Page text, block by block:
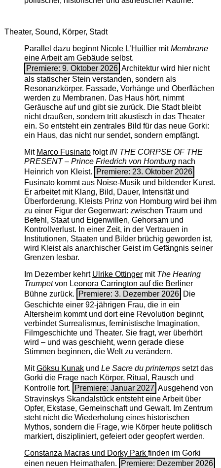
Theater, Sound, Körper, Stadt
Parallel dazu beginnt Nicole L’Huilliermit ­Membrane
eine Arbeit am Gebäude selbst.
Premiere: 9. Oktober 2026 Architektur wird hier nicht
als statischer Stein verstanden, sondern als
Resonanzkörper. Fassade, Vorhänge und Oberflächen
werden zu Membranen. Das Haus hört, nimmt
Geräusche auf und gibt sie zurück. Die Stadt bleibt
nicht draußen, sondern tritt akustisch in das Theater
ein. So entsteht ein zentrales Bild für das neue Gorki:
ein Haus, das nicht nur sendet, sondern empfängt.
Mit Marco FusinatofolgtIN THE CORPSE OF THE
PRESENT – Prince Friedrich von Homburgnach
Heinrich von Kleist.
Premiere: 23. Oktober 2026
Fusinato kommt aus Noise-Musik und bildender Kunst.
Er arbeitet mit Klang, Bild, Dauer, Intensität und
Überforderung. Kleists Prinz von Homburg wird bei ihm
zu einer Figur der Gegenwart: zwischen Traum und
Befehl, Staat und Eigenwillen, Gehorsam und
Kontrollverlust. In einer Zeit, in der Vertrauen in
Institutionen, Staaten und Bilder brüchig geworden ist,
wird Kleist als anarchischer Geist im Gefängnis seiner
Grenzen lesbar.
Im Dezember kehrt Ulrike Ottingermit The ­Hearing
Trumpetvon Leonora Carrington auf die Berliner
Bühne zurück.
Premiere: 3. Dezember 2026 Die
Geschichte einer 92-jährigen Frau, die in ein
Altersheim kommt und dort eine Revolution beginnt,
verbindet Surrealismus, feministische Imagination,
Filmgeschichte und Theater. Sie fragt, wer überhört
wird – und was geschieht, wenn gerade diese
Stimmen beginnen, die Welt zu verändern.
MitGöksu Kunakund Le Sacre du printempssetzt das
Gorki die Frage nach Körper, Ritual, Rausch und
Kontrolle fort.
Premiere: Januar 2027 Ausgehend von
Stravinskys Skandalstück entsteht eine Arbeit über
Opfer, Ekstase, Gemeinschaft und Gewalt. Im Zentrum
steht nicht die Wiederholung eines historischen
Mythos, sondern die Frage, wie Körper heute politisch
markiert, diszipliniert, gefeiert oder geopfert werden.
Constanza Macras und Dorky Park finden im Gorki
einen neuen Heimathafen.
Premiere: Dezember 2026